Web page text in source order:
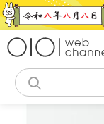
コ
ン